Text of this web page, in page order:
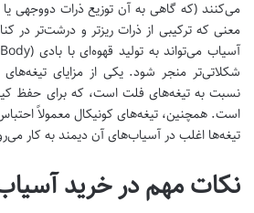
معنی که ترکیبی از ذرات ریزتر و درشت‌تر در
شکلاتی‌تر منجر شود. یکی از مزایای تیغه‌های
نسبت به تیغه‌های فلت است، که برای حفظ
است. همچنین، تیغه‌های کونیکال معمولاً
تیغه‌ها اغلب در آسیاب‌های آن دیمند به کار
نکات مهم در خرید